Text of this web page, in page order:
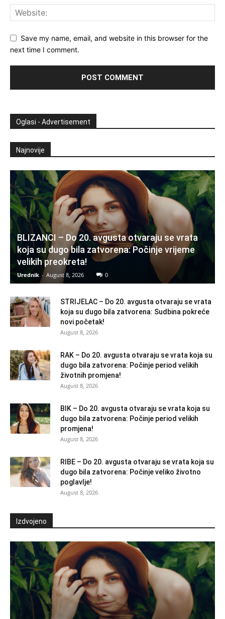
Save my name, email, and website in this browser for the
next time I comment.
Oglasi - Advertisement
Najnovije
BLIZANCI – Do 20. avgusta otvaraju se vrata
koja su dugo bila zatvorena: Počinje vrijeme
velikih preokreta!
Urednik - August 8, 2026 0
STRIJELAC – Do 20. avgusta otvaraju se vrata
koja su dugo bila zatvorena: Sudbina pokreće
novi početak!
August 8, 2026
RAK – Do 20. avgusta otvaraju se vrata koja su
dugo bila zatvorena: Počinje period velikih
životnih promjena!
August 8, 2026
BIK – Do 20. avgusta otvaraju se vrata koja su
dugo bila zatvorena: Počinje period velikih
promjena!
August 8, 2026
RIBE – Do 20. avgusta otvaraju se vrata koja su
dugo bila zatvorena: Počinje veliko životno
poglavlje!
August 8, 2026
Izdvojeno